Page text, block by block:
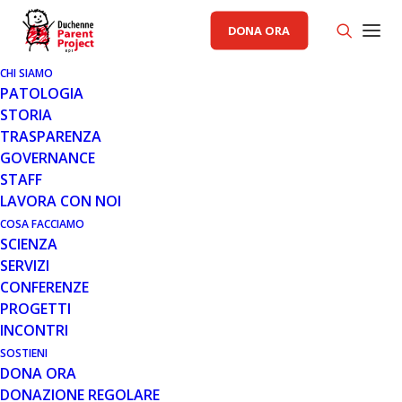
DONA ORA
CHI SIAMO
PATOLOGIA
STORIA
TRASPARENZA
GOVERNANCE
STAFF
LAVORA CON NOI
COSA FACCIAMO
SCIENZA
SERVIZI
CONFERENZE
PROGETTI
INCONTRI
SOSTIENI
DONA ORA
DONAZIONE REGOLARE
AREA SCIENZA PP
18 SET 2018
LETTERA DI ROCHE ALLA
COMUNITÀ DUCHENNE: LO
STUDIO CLINICO CON RG2606
PROSEGUE